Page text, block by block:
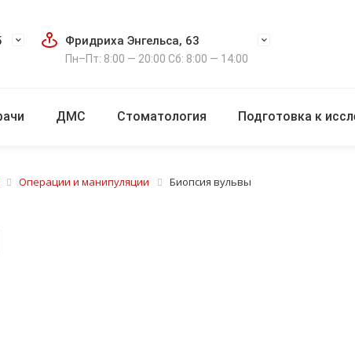
Фридриха Энгельса, 63
Пн–Пт: 8:00 — 20:00 Сб: 8:00 — 14:00
ДМС Стоматология Подготовка к
Операции и манипуляции Биопсия вульвы